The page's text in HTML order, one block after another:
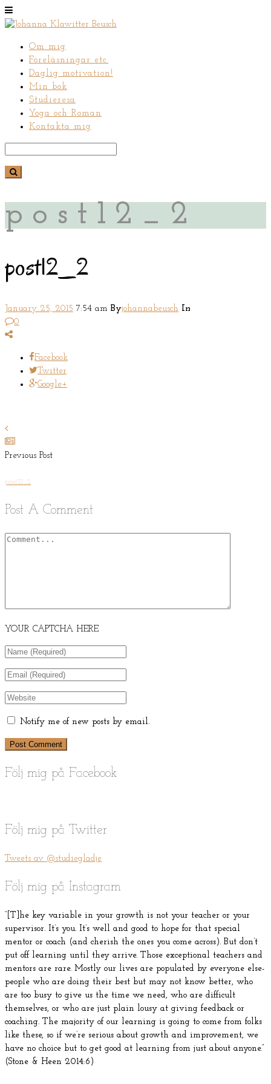
Om mig
Föreläsningar etc.
Daglig motivation!
Min bok
Studieresa
Yoga och Roman
Kontakta mig
post12_2
post12_2
January 25, 2015 7:54 am Byjohannabeusch In
0
Facebook
Twitter
Google+
Previous Post
post12_2
Post A Comment
YOUR CAPTCHA HERE
Notify me of new posts by email.
Följ mig på Facebook
Följ mig på Twitter
Tweets av @studiegladje
Följ mig på Instagram
“[T]he key variable in your growth is not your teacher or your
supervisor. It’s you. It’s well and good to hope for that special
mentor or coach (and cherish the ones you come across). But don’t
put off learning until they arrive. Those exceptional teachers and
mentors are rare. Mostly our lives are populated by everyone else-
people who are doing their best but may not know better, who
are too busy to give us the time we need, who are difficult
themselves, or who are just plain lousy at giving feedback or
coaching. The majority of our learning is going to come from folks
like these, so if we’re serious about growth and improvement, we
have no choice but to get good at learning from just about anyone.”
(Stone & Heen 2014:6)